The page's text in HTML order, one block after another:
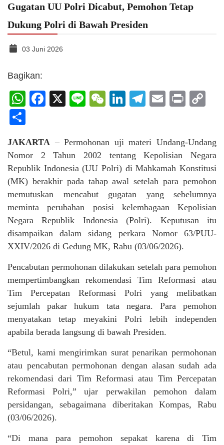
Gugatan UU Polri Dicabut, Pemohon Tetap
Dukung Polri di Bawah Presiden
03 Juni 2026
Bagikan:
WhatsApp
Facebook
X LineWeChat
LinkedIn
Telegram
Email
Print
JAKARTA – Permohonan uji materi Undang-Undang
Nomor 2 Tahun 2002 tentang Kepolisian Negara
Republik Indonesia (UU Polri) di Mahkamah Konstitusi
(MK) berakhir pada tahap awal setelah para pemohon
memutuskan mencabut gugatan yang sebelumnya
meminta perubahan posisi kelembagaan Kepolisian
Negara Republik Indonesia (Polri). Keputusan itu
disampaikan dalam sidang perkara Nomor 63/PUU-
XXIV/2026 di Gedung MK, Rabu (03/06/2026).
Pencabutan permohonan dilakukan setelah para pemohon
mempertimbangkan rekomendasi Tim Reformasi atau
Tim Percepatan Reformasi Polri yang melibatkan
sejumlah pakar hukum tata negara. Para pemohon
menyatakan tetap meyakini Polri lebih independen
apabila berada langsung di bawah Presiden.
“Betul, kami mengirimkan surat penarikan permohonan
atau pencabutan permohonan dengan alasan sudah ada
rekomendasi dari Tim Reformasi atau Tim Percepatan
Reformasi Polri,” ujar perwakilan pemohon dalam
persidangan, sebagaimana diberitakan Kompas, Rabu
(03/06/2026).
“Di mana para pemohon sepakat karena di Tim